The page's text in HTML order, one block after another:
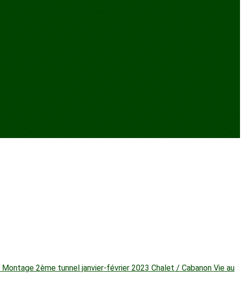
Montage 2ème tunnel janvier-février 2023 Chalet / Cabanon Vie au